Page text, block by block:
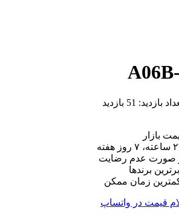
بازدید: 51 بازدید
بازار
صورت عدم رضایت
برندها
زمان ممکن
قیمت در واتساپ